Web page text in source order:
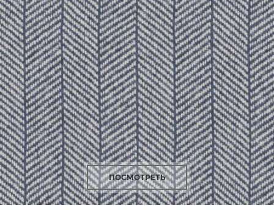
ПОСМОТРЕТЬ